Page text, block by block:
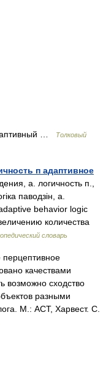
…
Толковый
п адаптивное
а. логичность п.,
паводзін, а.
behavior logic
количества
словарь
качествами
возможно сходство
разными
М.: АСТ, Харвест. С.